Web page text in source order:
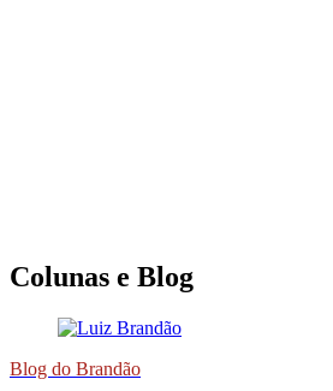
Colunas e Blog
Blog do Brandão